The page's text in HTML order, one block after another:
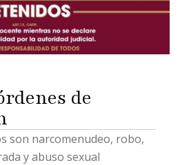
de
son narcomenudeo, robo,
y abuso sexual